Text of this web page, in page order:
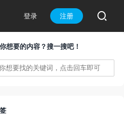

登录 注册
想要的内容？搜一搜吧！